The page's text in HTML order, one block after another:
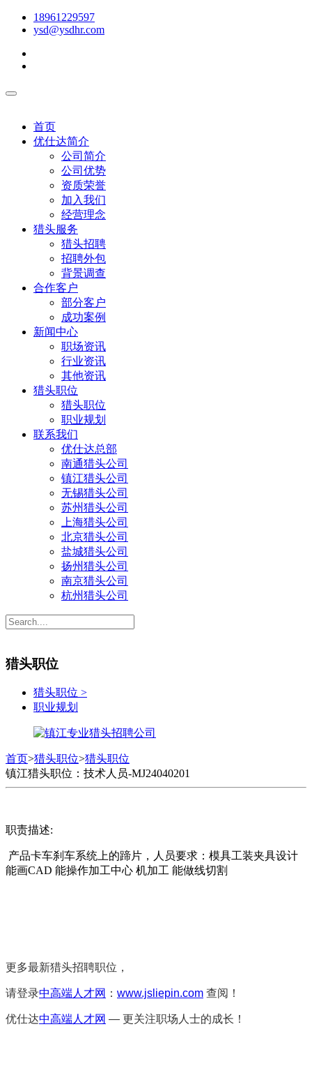
18961229597
ysd@ysdhr.com
首页
优仕达简介
公司简介
公司优势
资质荣誉
加入我们
经营理念
猎头服务
猎头招聘
招聘外包
背景调查
合作客户
部分客户
成功案例
新闻中心
职场资讯
行业资讯
其他资讯
猎头职位
猎头职位
职业规划
联系我们
优仕达总部
南通猎头公司
镇江猎头公司
无锡猎头公司
苏州猎头公司
上海猎头公司
北京猎头公司
盐城猎头公司
扬州猎头公司
南京猎头公司
杭州猎头公司
猎头职位
猎头职位 >
职业规划
首页>猎头职位>猎头职位
镇江猎头职位：技术人员-MJ24040201
职责描述:
产品卡车刹车系统上的蹄片，人员要求：模具工装夹具设计
能画CAD 能操作加工中心 机加工 能做线切割
更多最新猎头招聘职位，
请登录中高端人才网 ： www.jsliepin.com 查阅！
优仕达中高端人才网 — 更关注职场人士的成长！